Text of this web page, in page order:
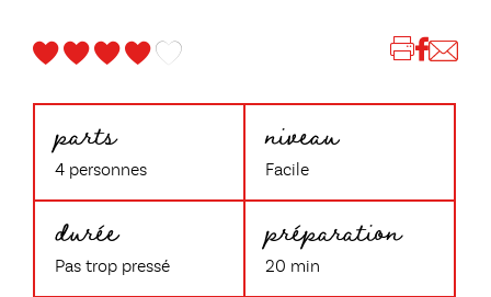
parts
4 personnes
niveau
Facile
durée
Pas trop pressé
préparation
20 min